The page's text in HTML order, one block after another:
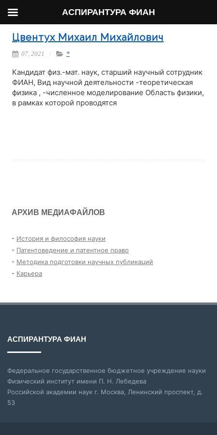
Цвентух Михаил Михайлович
07, 2021 *
Кандидат физ.-мат. наук, старший научный сотрудник
ФИАН, Вид научной деятельности -теоретическая
физика , -численное моделирование Область физики,
в рамках которой проводятся
АРХИВ МЕДИАФАЙЛОВ
- История и философия науки
- Патентоведение и патентное право
- Методика подготовки научных публикаций
- Карьера
АСПИРАНТУРА ФИАН
Федеральное государственное бюджетное учреждение науки
Физический институт имени П. Н. Лебедева
Российской академии наук г. Москва, Ленинский проспект, д.
53
АСПИРАНТУРА ФИАН